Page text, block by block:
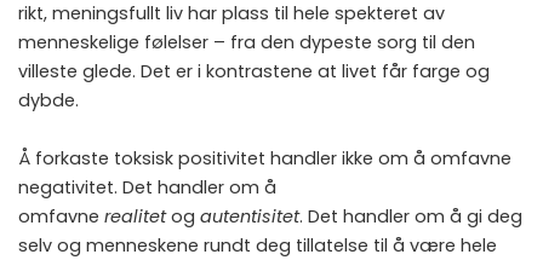
rikt, meningsfullt liv har plass til hele spekteret av
menneskelige følelser – fra den dypeste sorg til den
villeste glede. Det er i kontrastene at livet får farge og
dybde.
Å forkaste toksisk positivitet handler ikke om å omfavne
negativitet. Det handler om å
omfavne realitetog autentisitet. Det handler om å gi deg
selv og menneskene rundt deg tillatelse til å være hele